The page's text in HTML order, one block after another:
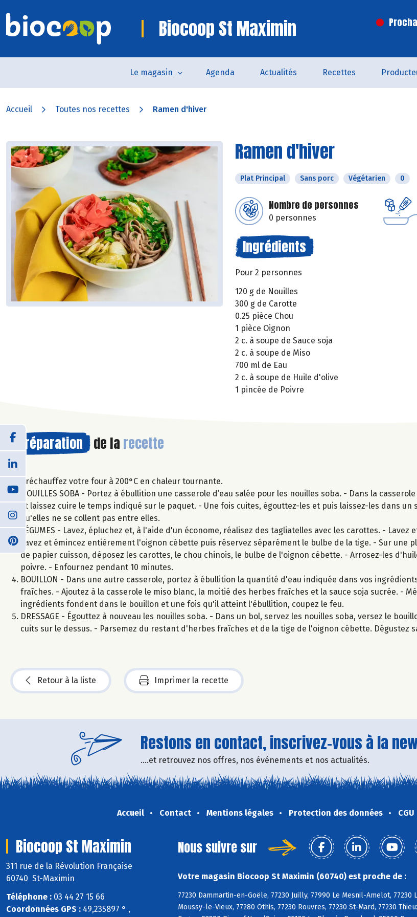
Biocoop St Maximin
Le magasin Agenda Actualités Recettes
Accueil Toutes nos recettes Ramen d'hiver
Ramen d'hiver
Plat Principal Sans porc Végétarien 0
Nombre de personnes
0 personnes
Ingrédients
Pour 2 personnes
120 g de Nouilles
300 g de Carotte
0.25 pièce Chou
1 pièce Oignon
2 c. à soupe de Sauce soja
2 c. à soupe de Miso
700 ml de Eau
2 c. à soupe de Huile d'olive
1 pincée de Poivre
Préparation de la recette
Préchauffez votre four à 200°C en chaleur tournante.
NOUILLES SOBA - Portez à ébullition une casserole d’eau salée pour les nouilles soba. - Dans la
et laissez cuire le temps indiqué sur le paquet. - Une fois cuites, égouttez-les et puis laissez-les dans
qu'elles ne se collent pas entre elles.
LÉGUMES - Lavez, épluchez et, à l'aide d'un économe, réalisez des tagliatelles avec les carottes. - Lavez
Lavez et émincez entièrement l'oignon cébette puis réservez séparément le bulbe de la tige. - Sur une
de papier cuisson, déposez les carottes, le chou chinois, le bulbe de l'oignon cébette. - Arrosez-les
poivre. - Enfournez pendant 10 minutes.
BOUILLON - Dans une autre casserole, portez à ébullition la quantité d'eau indiquée dans vos
fraîches. - Ajoutez à la casserole le miso blanc, la moitié des herbes fraîches et la sauce soja sucrée. -
ingrédients fondent dans le bouillon et une fois qu'il atteint l'ébullition, coupez le feu.
DRESSAGE - Égouttez à nouveau les nouilles soba. - Dans un bol, servez les nouilles soba, versez le
cuits sur le dessus. - Parsemez du restant d'herbes fraîches et de la tige de l'oignon cébette. Dégustez
Retour à la liste Imprimer la recette
Restons en contact, inscrivez-vous à la
....et retrouvez nos offres, nos événements et nos actualités.
Accueil Contact Mentions légales Protection des données CGU
Biocoop St Maximin
311 rue de la Révolution Française
60740 St-Maximin
Téléphone : 03 44 27 15 66
Coordonnées GPS : 49,235897 ° ,
Nous suivre sur
Votre magasin Biocoop St Maximin (60740) est proche de :
77230 Dammartin-en-Goële, 77230 Juilly, 77990 Le Mesnil-Amelot,
Moussy-le-Vieux, 77280 Othis, 77230 Rouvres, 77230 St-Mard, 77230